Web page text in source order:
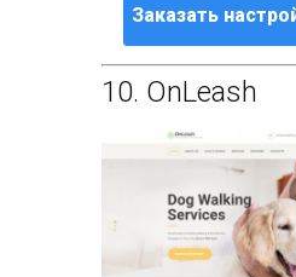
Заказать
10. OnLeash